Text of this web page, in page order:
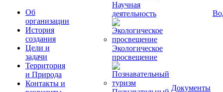
Об
организации
История
создания
Цели и
задачи
Территория
и Природа
Контакты и
Научная
деятельность
Экологическое
просвещение
Документы